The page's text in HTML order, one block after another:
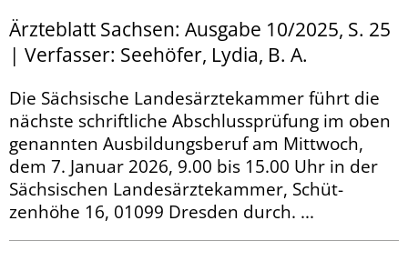
Ärzteblatt Sachsen: Ausgabe 10/2025, S. 25
| Verfasser: Seehöfer, Lydia, B. A.
Die Sächsische Landesärztekammer führt die
nächste schriftliche Abschlussprüfung im oben
genannten Ausbildungsberuf am Mittwoch,
dem 7. Ja­­nuar 2026, 9.00 bis 15.00 Uhr in der
Sächsischen Landesärztekammer, Schüt­
zenhöhe 16, 01099 Dresden durch. ...